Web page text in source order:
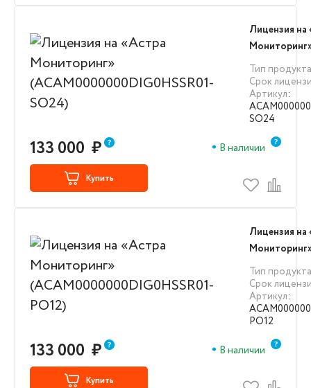
Лицензия на
SO24)
Тип продукта
Срок
Артикул:
SO24
133 000 ₽ В наличии
Купить
Лицензия на
PO12)
Тип продукта
Срок
Артикул:
PO12
133 000 ₽ В наличии
Купить